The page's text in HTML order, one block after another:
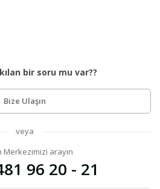
bir soru mu var??
Bize Ulaşın
veya
Merkezimizi arayın
96 20 - 21